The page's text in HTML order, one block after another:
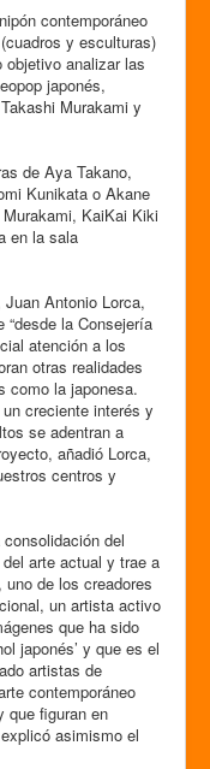
contemporáneo
y esculturas)
analizar las
japonés,
Murakami y
de Aya Takano,
Kunikata o Akane
KaiKai Kiki
en la sala
Antonio Lorca,
la Consejería
atención a los
otras realidades
como la japonesa.
creciente interés y
se adentran a
añadió Lorca,
centros y
consolidación del
arte actual y trae a
de los creadores
un artista activo
que ha sido
japonés’ y que es el
artistas de
contemporáneo
que figuran en
asimismo el